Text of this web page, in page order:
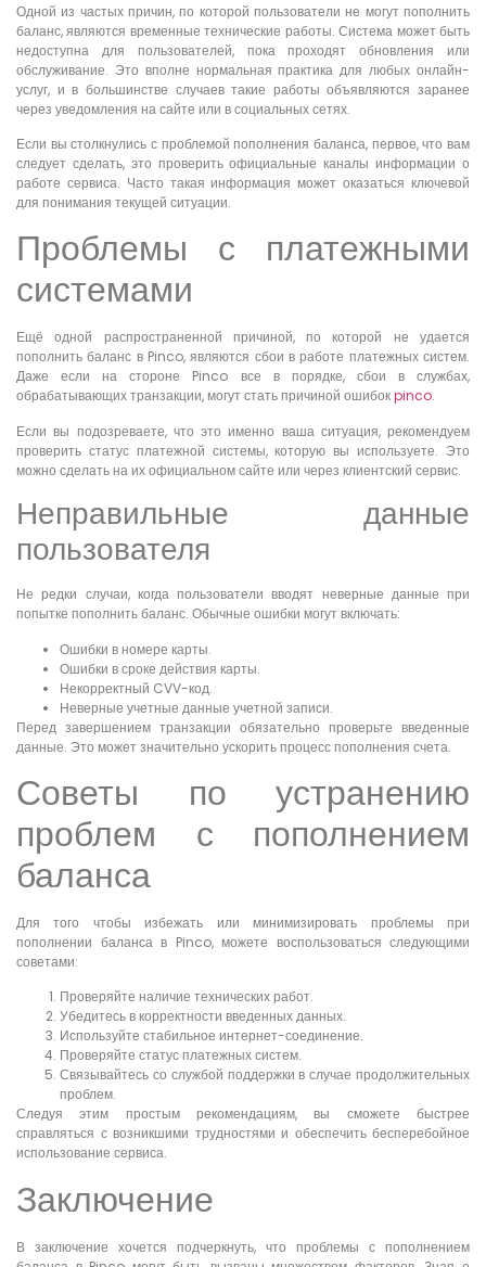
Одной из частых причин, по которой пользователи не могут пополнить
баланс, являются временные технические работы. Система может быть
недоступна для пользователей, пока проходят обновления или
обслуживание. Это вполне нормальная практика для любых онлайн-
услуг, и в большинстве случаев такие работы объявляются заранее
через уведомления на сайте или в социальных сетях.
Если вы столкнулись с проблемой пополнения баланса, первое, что вам
следует сделать, это проверить официальные каналы информации о
работе сервиса. Часто такая информация может оказаться ключевой
для понимания текущей ситуации.
Проблемы с платежными
системами
Ещё одной распространенной причиной, по которой не удается
пополнить баланс в Pinco, являются сбои в работе платежных систем.
Даже если на стороне Pinco все в порядке, сбои в службах,
обрабатывающих транзакции, могут стать причиной ошибокpinco.
Если вы подозреваете, что это именно ваша ситуация, рекомендуем
проверить статус платежной системы, которую вы используете. Это
можно сделать на их официальном сайте или через клиентский сервис.
Неправильные данные
пользователя
Не редки случаи, когда пользователи вводят неверные данные при
попытке пополнить баланс. Обычные ошибки могут включать:
Ошибки в номере карты.
Ошибки в сроке действия карты.
Некорректный CVV-код.
Неверные учетные данные учетной записи.
Перед завершением транзакции обязательно проверьте введенные
данные. Это может значительно ускорить процесс пополнения счета.
Советы по устранению
проблем с пополнением
баланса
Для того чтобы избежать или минимизировать проблемы при
пополнении баланса в Pinco, можете воспользоваться следующими
советами:
Проверяйте наличие технических работ.
Убедитесь в корректности введенных данных.
Используйте стабильное интернет-соединение.
Проверяйте статус платежных систем.
Связывайтесь со службой поддержки в случае продолжительных
проблем.
Следуя этим простым рекомендациям, вы сможете быстрее
справляться с возникшими трудностями и обеспечить бесперебойное
использование сервиса.
Заключение
В заключение хочется подчеркнуть, что проблемы с пополнением